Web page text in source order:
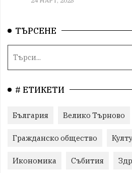
ТЪРСЕНЕ
# ЕТИКЕТИ
България Велико Търново
Гражданско общество
Икономика Събития